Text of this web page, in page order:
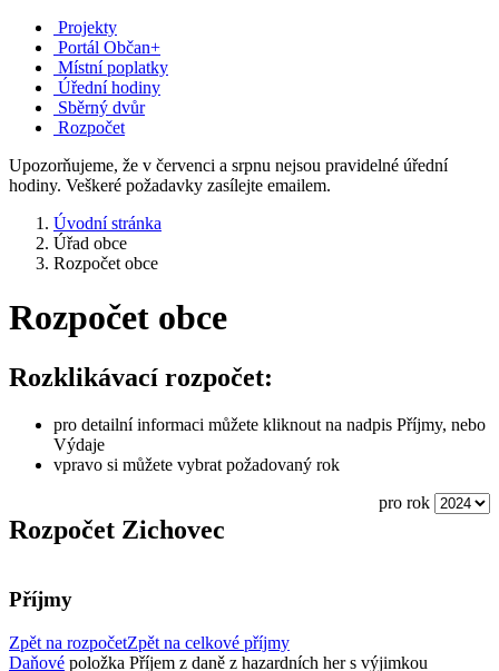
Projekty
Portál Občan+
Místní poplatky
Úřední hodiny
Sběrný dvůr
Rozpočet
Upozorňujeme, že v červenci a srpnu nejsou pravidelné úřední
hodiny. Veškeré požadavky zasílejte emailem.
Úvodní stránka
Úřad obce
Rozpočet obce
Rozpočet obce
Rozklikávací rozpočet:
pro detailní informaci můžete kliknout na nadpis Příjmy, nebo
Výdaje
vpravo si můžete vybrat požadovaný rok
pro rok
Rozpočet Zichovec
Příjmy
Zpět na rozpočetZpět na celkové příjmy
Daňové položka Příjem z daně z hazardních her s výjimkou